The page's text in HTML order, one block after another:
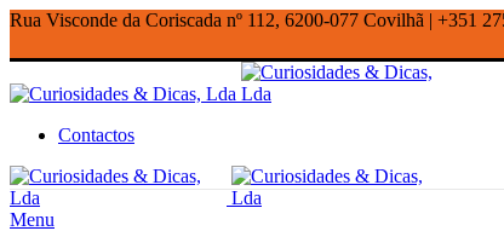
Rua Visconde da Coriscada nº 112, 6200-077 Covilhã | +351
Contactos
Menu